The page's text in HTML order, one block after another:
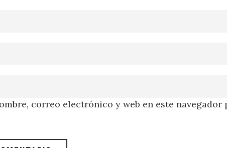
correo electrónico y web en este navegador